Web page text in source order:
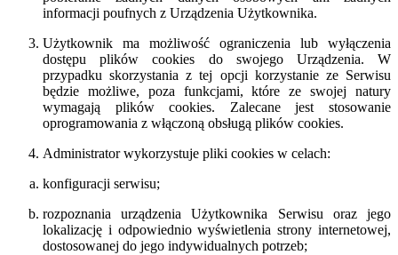
informacji poufnych z Urządzenia Użytkownika.
Użytkownik ma możliwość ograniczenia lub wyłączenia
dostępu plików cookies do swojego Urządzenia. W
przypadku skorzystania z tej opcji korzystanie ze Serwisu
będzie możliwe, poza funkcjami, które ze swojej natury
wymagają plików cookies. Zalecane jest stosowanie
oprogramowania z włączoną obsługą plików cookies.
Administrator wykorzystuje pliki cookies w celach:
konfiguracji serwisu;
rozpoznania urządzenia Użytkownika Serwisu oraz jego
lokalizację i odpowiednio wyświetlenia strony internetowej,
dostosowanej do jego indywidualnych potrzeb;